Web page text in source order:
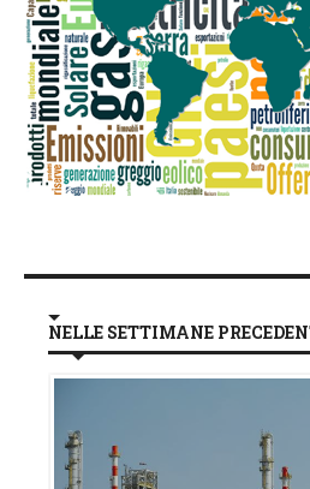
NELLE SETTIMANE